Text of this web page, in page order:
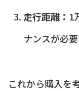
走行距離： 1
ナンスが必
これから購入を